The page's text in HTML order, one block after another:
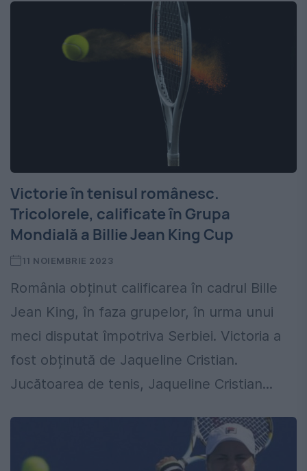
Victorie în tenisul românesc.
Tricolorele, calificate în Grupa
Mondială a Billie Jean King Cup
11 NOIEMBRIE 2023
România obținut calificarea în cadrul Bille
Jean King, în faza grupelor, în urma unui
meci disputat împotriva Serbiei. Victoria a
fost obținută de Jaqueline Cristian.
Jucătoarea de tenis, Jaqueline Cristian...